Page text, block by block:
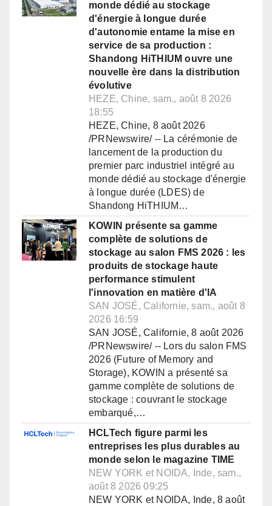
monde dédié au stockage
d'énergie à longue durée
d'autonomie entame la mise en
service de sa production :
Shandong HiTHIUM ouvre une
nouvelle ère dans la distribution
évolutive
HEZE, Chine, sam., août 8 2026
18:55
HEZE, Chine, 8 août 2026
/PRNewswire/ -- La cérémonie de
lancement de la production du
premier parc industriel intégré au
monde dédié au stockage d'énergie
à longue durée (LDES) de
Shandong HiTHIUM…
KOWIN présente sa gamme
complète de solutions de
stockage au salon FMS 2026 : les
produits de stockage haute
performance stimulent
l'innovation en matière d'IA
SAN JOSÉ, Californie, sam., août 8
2026 16:59
SAN JOSÉ, Californie, 8 août 2026
/PRNewswire/ -- Lors du salon FMS
2026 (Future of Memory and
Storage), KOWIN a présenté sa
gamme complète de solutions de
stockage : couvrant le stockage
embarqué,…
HCLTech figure parmi les
entreprises les plus durables au
monde selon le magazine TIME
NEW YORK et NOIDA, Inde, sam.,
août 8 2026 09:25
NEW YORK et NOIDA, Inde, 8 août